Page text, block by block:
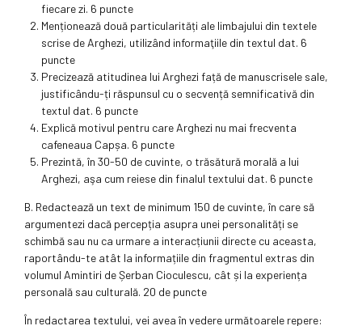
fiecare zi. 6 puncte
Menționează două particularități ale limbajului din textele
scrise de Arghezi, utilizând informaţiile din textul dat. 6
puncte
Precizează atitudinea lui Arghezi față de manuscrisele sale,
justificându-ți răspunsul cu o secvență semnificativă din
textul dat. 6 puncte
Explică motivul pentru care Arghezi nu mai frecventa
cafeneaua Capșa. 6 puncte
Prezintă, în 30-50 de cuvinte, o trăsătură morală a lui
Arghezi, aşa cum reiese din finalul textului dat. 6 puncte
B. Redactează un text de minimum 150 de cuvinte, în care să
argumentezi dacă percepția asupra unei personalități se
schimbă sau nu ca urmare a interacțiunii directe cu aceasta,
raportându-te atât la informațiile din fragmentul extras din
volumul Amintiri de Șerban Cioculescu, cât și la experiența
personală sau culturală. 20 de puncte
În redactarea textului, vei avea în vedere următoarele repere: